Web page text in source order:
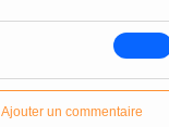
Ajouter un commentaire